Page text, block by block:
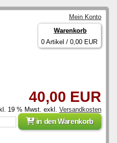
40,00 EUR
19 % Mwst. exkl. Versandkosten
in den Warenkorb
Mein Konto
Warenkorb
0 Artikel / 0,00 EUR